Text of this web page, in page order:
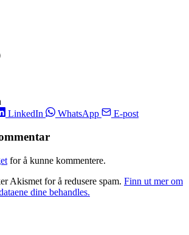
LinkedIn WhatsApp E-post
for å kunne kommentere.
Akismet for å redusere spam. Finn ut mer om
dine behandles.